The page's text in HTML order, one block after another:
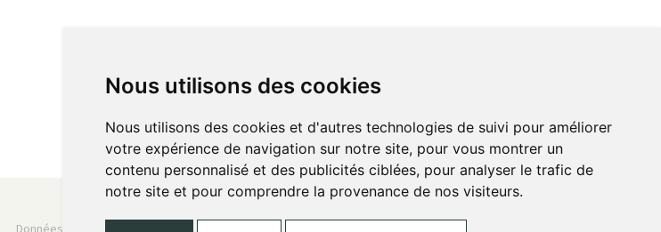
Nous utilisons des cookies
Nous utilisons des cookies et d'autres technologies de suivi pour améliorer
votre expérience de navigation sur notre site, pour vous montrer un
contenu personnalisé et des publicités ciblées, pour analyser le trafic de
notre site et pour comprendre la provenance de nos visiteurs.